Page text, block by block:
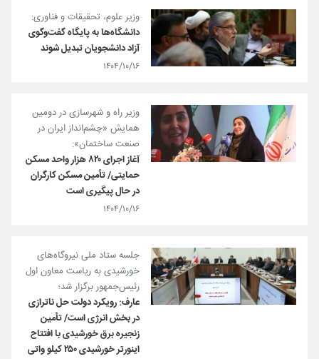
وزیر علوم، تحقیقات و فناوری:
دانشگاه‌ها به پایگاه گفت‌وگوی
آزاد دانشجویان تبدیل شوند
۱۴۰۴/۱۰/۱۶
وزیر راه و شهرسازی در دومین
همایش «چشم‌انداز ایران در
صنعت ساختمان»:
آغاز اجرای ۸۲۰ هزار واحد مسکن
حمایتی/ تأمین مسکن کارگران
در حال پیگیری است
۱۴۰۴/۱۰/۱۶
جلسه ستاد ملی نیروگاه‌های
خورشیدی به ریاست معاون اول
رئیس‌جمهور برگزار شد؛
عارف: رویکرد دولت حل ناترازی
در بخش انرژی است/ تأمین
زنجیره برق خورشیدی با افتتاح
اینورتر خورشیدی ۲۵۰ کیلو واتی